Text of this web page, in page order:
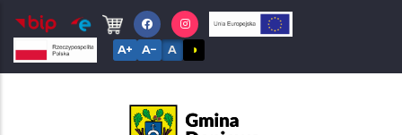
Przejdź
do
treści
A+ A− A ◑